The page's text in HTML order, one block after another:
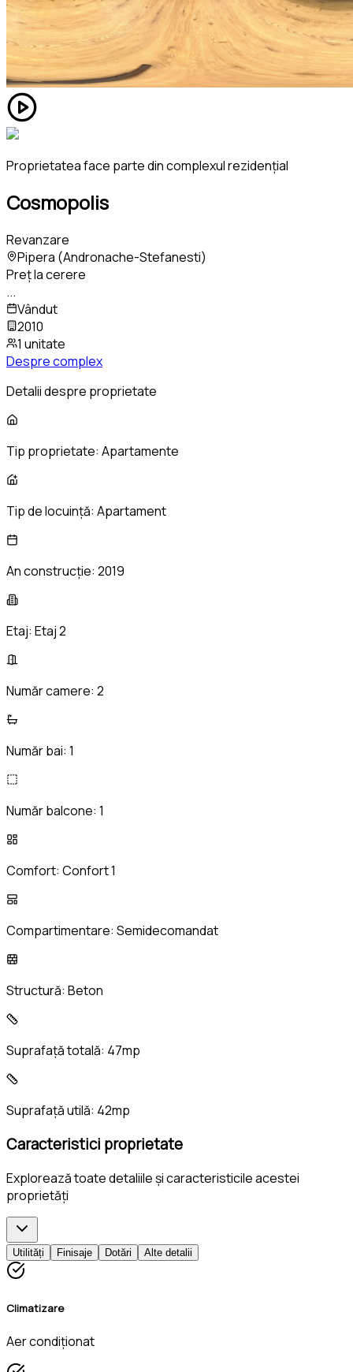
Proprietatea face parte din complexul rezidențial
Cosmopolis
Revanzare
Pipera (Andronache-Stefanesti)
Preț la cerere
...
Vândut
2010
1 unitate
Despre complex
Detalii despre proprietate
Tip proprietate: Apartamente
Tip de locuință: Apartament
An construcție: 2019
Etaj: Etaj 2
Număr camere: 2
Număr bai: 1
Număr balcone: 1
Comfort: Confort 1
Compartimentare: Semidecomandat
Structură: Beton
Suprafață totală: 47mp
Suprafață utilă: 42mp
Caracteristici proprietate
Explorează toate detaliile și caracteristicile acestei
proprietăți
Utilități Finisaje Dotări Alte detalii
Climatizare
Aer condiționat